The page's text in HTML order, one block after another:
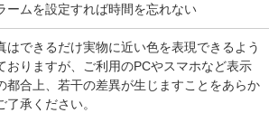
ムを設定すれば時間を忘れない
はできるだけ実物に近い色を表現できるよう
おりますが、ご利用のPCやスマホなど表示
都合上、若干の差異が生じますことをあらか
了承ください。